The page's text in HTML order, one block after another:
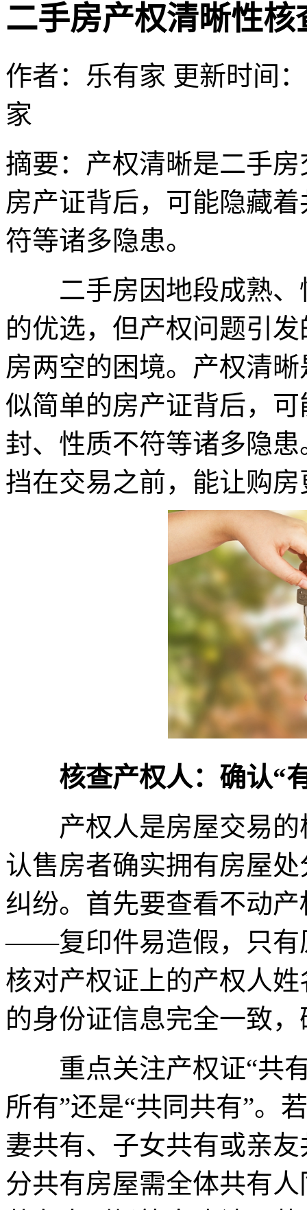
二手房产权清晰性
作者：乐有家 更新时间
家
摘要： 产权清晰是二手
房产证背后，可能隐藏
符等诸多隐患。
二手房因地段成熟、
的优选，但产权问题引
房两空的困境。产权清
似简单的房产证背后，
封、性质不符等诸多隐
挡在交易之前，能让购
核查产权人：确认“
产权人是房屋交易的
认售房者确实拥有房屋
纠纷。首先要查看不动
——复印件易造假，只有
核对产权证上的产权人
的身份证信息完全一致
重点关注产权证“共有
所有”还是“共同共有”。
妻共有、子女共有或亲
分共有房屋需全体共有